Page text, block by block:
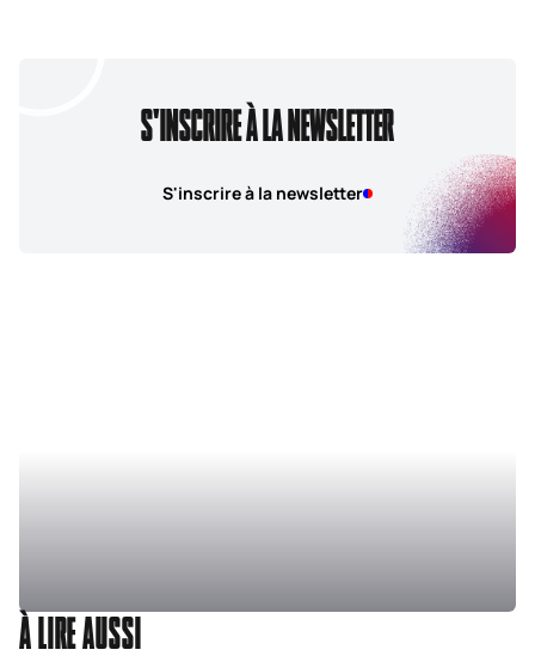
S'INSCRIRE À LA NEWSLETTER
S'inscrire à la newsletter
À LIRE AUSSI